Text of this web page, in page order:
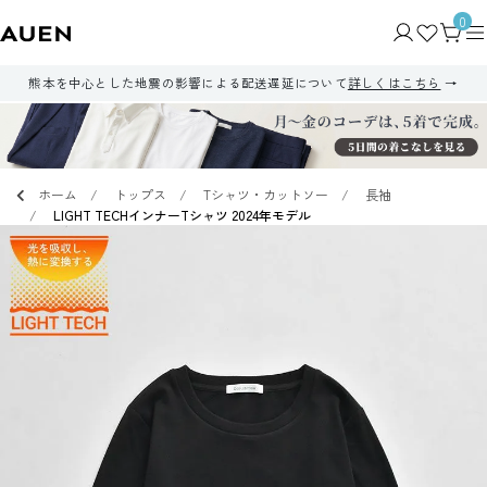
0
熊本を中心とした地震の影響による配送遅延について詳しくはこちら
ホーム トップス Tシャツ・カットソー
長袖
LIGHT TECHインナーTシャツ 2024年モデル